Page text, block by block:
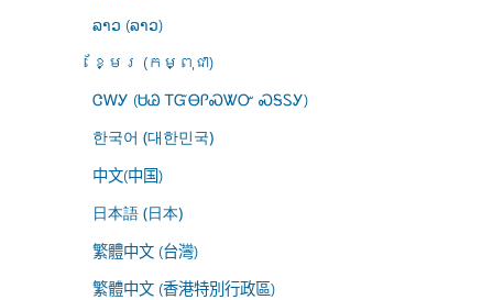
ລາວ (ລາວ)
ខ្មែរ (កម្ពុជា)
ᏣᎳᎩ (ᏌᏊ ᎢᏳᎾᎵᏍᏔᏅ ᏍᎦᏚᎩ)
한국어 (대한민국)
中文(中国)
日本語 (日本)
繁體中文 (台灣)
繁體中文 (香港特別行政區)